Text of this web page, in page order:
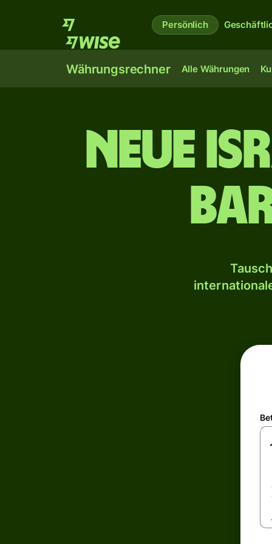
Persönlich
Währungsrechner Alle Währungen
Neue